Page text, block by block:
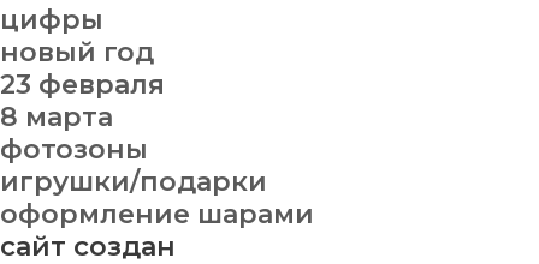
цифры
новый год
23 февраля
8 марта
фотозоны
игрушки/подарки
оформление шарами
сайт создан